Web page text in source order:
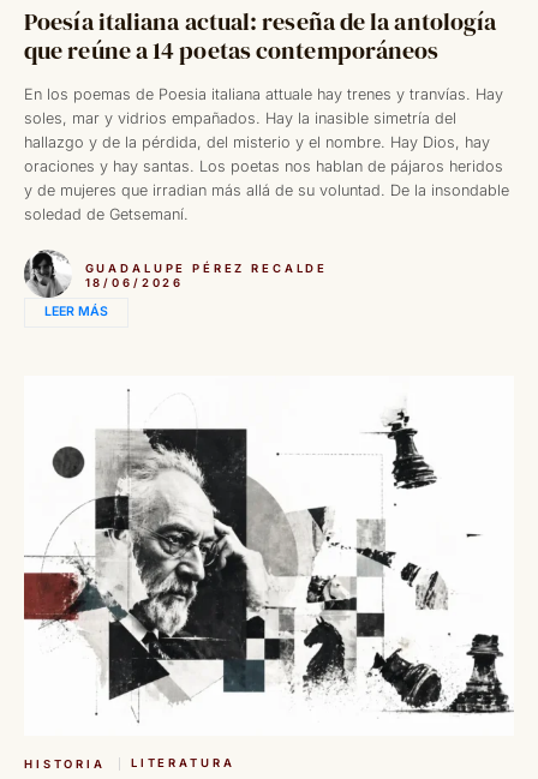
Poesía italiana actual: reseña de la antología
que reúne a 14 poetas contemporáneos
En los poemas de Poesia italiana attuale hay trenes y tranvías. Hay
soles, mar y vidrios empañados. Hay la inasible simetría del
hallazgo y de la pérdida, del misterio y el nombre. Hay Dios, hay
oraciones y hay santas. Los poetas nos hablan de pájaros heridos
y de mujeres que irradian más allá de su voluntad. De la insondable
soledad de Getsemaní.
GUADALUPE PÉREZ RECALDE
18/06/2026
LEER MÁS
HISTORIA LITERATURA